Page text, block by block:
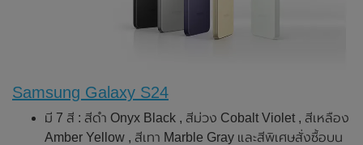
Samsung Galaxy S24
มี 7 สี : สีดำ Onyx Black , สีม่วง Cobalt Violet , สีเหลือง
Amber Yellow , สีเทา Marble Gray และสีพิเศษสั่งซื้อบน